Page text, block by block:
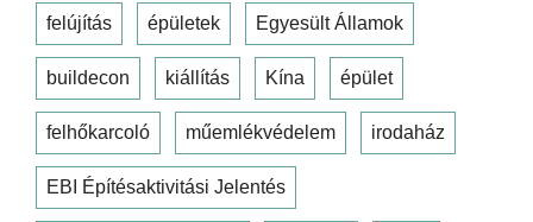
felújítás épületek Egyesült Államok
buildecon kiállítás Kína épület
felhőkarcoló műemlékvédelem irodaház
EBI Építésaktivitási Jelentés